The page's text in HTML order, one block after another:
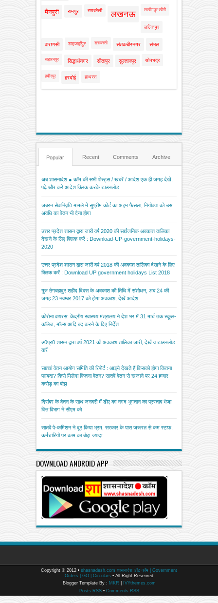
मैनपुरी रामपुर रायबरेली लखनऊ लखीमपुर खीरी
ललितपुर
वाराणसी शाहजहाँपुर श्रावस्ती संतकबीरनगर संभल
सहारनपुर सिद्धार्थनगर सीतापुर सुल्तानपुर सोनभद्र
हमीरपुर हरदोई हाथरस
Popular Recent Comments Archive
अब शासनादेश ● कॉम की सभी पोस्ट्स / खबरें / आदेश एक ही जगह देखें,
पढ़ें और करें आदेश क्लिक करके डाउनलोड
जबरन सेवानिवृत्ति मामले में सुप्रीम कोर्ट का अहम फैसला, नियोक्ता को उस
अवधि का वेतन भी देना होगा
उत्तर प्रदेश शासन द्वारा जारी वर्ष 2020 की सार्वजनिक अवकाश तालिका
देखने के लिए क्लिक करें : Download-UP-government-holidays-
2020
उत्तर प्रदेश शासन द्वारा जारी वर्ष 2018 की अवकाश तालिका देखने के लिए
क्लिक करें : Download UP government holidays List 2018
गुरु तेगबहादुर शहीद दिवस के अवकाश की तिथि में संशोधन, अब 24 की
जगह 23 नवम्बर 2017 को होगा अवकाश, देखें आदेश
कोरोना वायरस: केंद्रीय स्वास्थ्य मंत्रालय ने देश भर में 31 मार्च तक स्कूल-
कॉलेज, मॉल्स आदि बंद करने के दिए निर्देश
उ0प्र0 शासन द्वारा वर्ष 2021 की अवकाश तालिका जारी, देखें व डाउनलोड
करें
सातवां वेतन आयोग समिति की रिपोर्ट : आइये देखते हैं किसको होगा कितना
फायदा? किसे मिलेगा कितना वेतन? सातवें वेतन से खजाने पर 24 हजार
करोड़ का बोझ
दिसंबर के वेतन के साथ जनवरी में डीए का नगद भुगतान का प्रस्ताव भेजा
वित्त विभाग ने सीएम को
सातवें पे-कमिशन ने दूर किया भ्रम, सरकार के पास जरूरत से कम स्टाफ,
कर्मचारियों पर काम का बोझ ज्यादा
DOWNLOAD ANDROID APP
Copyright © 2012 • shasnadesh.com शासनादेश डॉट कॉम | Government
Orders | GO | Circulars • All Right Reserved
Blogger Template By : MKR
IVYthemes.com
Posts RSS• Comments RSS